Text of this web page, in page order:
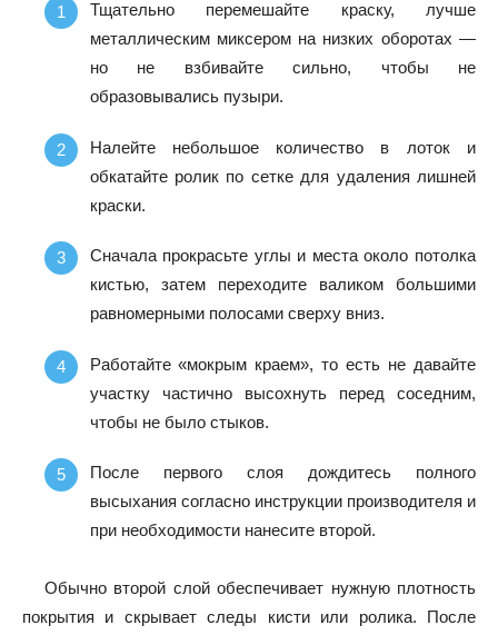
Тщательно перемешайте краску, лучше
металлическим миксером на низких оборотах —
но не взбивайте сильно, чтобы не
образовывались пузыри.
Налейте небольшое количество в лоток и
обкатайте ролик по сетке для удаления лишней
краски.
Сначала прокрасьте углы и места около потолка
кистью, затем переходите валиком большими
равномерными полосами сверху вниз.
Работайте «мокрым краем», то есть не давайте
участку частично высохнуть перед соседним,
чтобы не было стыков.
После первого слоя дождитесь полного
высыхания согласно инструкции производителя и
при необходимости нанесите второй.
Обычно второй слой обеспечивает нужную плотность
покрытия и скрывает следы кисти или ролика. После